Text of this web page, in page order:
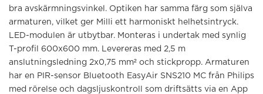
bra avskärmningsvinkel. Optiken har samma färg som själva
armaturen, vilket ger Milli ett harmoniskt helhetsintryck.
LED-modulen är utbytbar. Monteras i undertak med synlig
T-profil 600x600 mm. Levereras med 2,5 m
anslutningsledning 2x0,75 mm² och stickpropp. Armaturen
har en PIR-sensor Bluetooth EasyAir SNS210 MC från Philips
med rörelse och dagsljuskontroll som driftsätts via en App